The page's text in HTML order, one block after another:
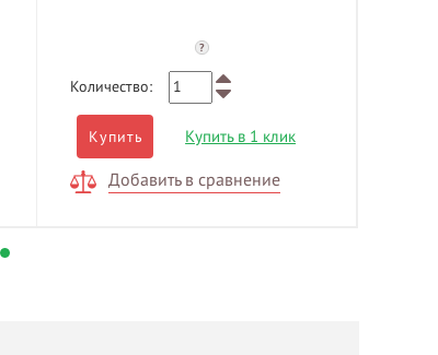
?
Количество:
Купить Купить в 1 клик
Добавить в сравнение